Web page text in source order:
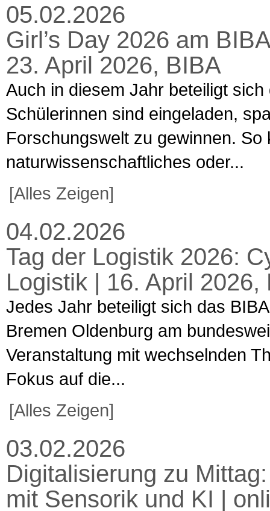
05.02.2026
Girl’s Day 2026 am
23. April 2026, BIBA
Auch in diesem Jahr beteiligt sich
Schülerinnen sind eingeladen,
Forschungswelt zu gewinnen.
naturwissenschaftliches oder...
[Alles Zeigen]
04.02.2026
Tag der Logistik 2026:
Logistik | 16. April 2026,
Jedes Jahr beteiligt sich das
Bremen Oldenburg am
Veranstaltung mit wechselnden
Fokus auf die...
[Alles Zeigen]
03.02.2026
Digitalisierung zu
mit Sensorik und KI |